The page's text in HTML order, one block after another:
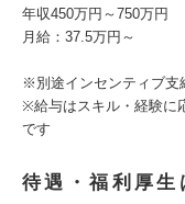
年収450万円～750万円
月給：37.5万円～
※別途インセンティブ支
※給与はスキル・経験に
です
待遇・福利厚生